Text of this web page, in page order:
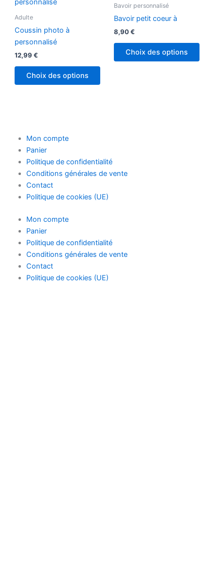
Adulte
Coussin photo à
personnalisé
12,99 €
Choix des options
Bavoir personnalisé
Bavoir petit coeur à
8,90€
Choix des options
Mon compte
Panier
Politique de confidentialité
Conditions générales de vente
Contact
Politique de cookies (UE)
Mon compte
Panier
Politique de confidentialité
Conditions générales de vente
Contact
Politique de cookies (UE)